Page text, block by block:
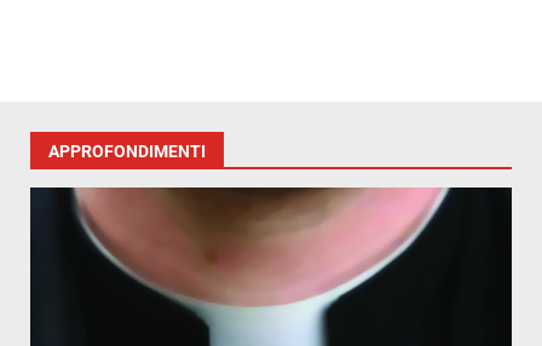
APPROFONDIMENTI